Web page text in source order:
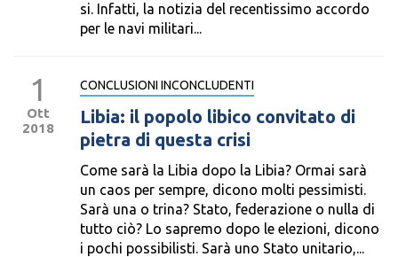
si. Infatti, la notizia del recentissimo accordo
per le navi militari...
1
Ott
2018
CONCLUSIONI INCONCLUDENTI
Libia: il popolo libico convitato di
pietra di questa crisi
Come sarà la Libia dopo la Libia? Ormai sarà
un caos per sempre, dicono molti pessimisti.
Sarà una o trina? Stato, federazione o nulla di
tutto ciò? Lo sapremo dopo le elezioni, dicono
i pochi possibilisti. Sarà uno Stato unitario,...